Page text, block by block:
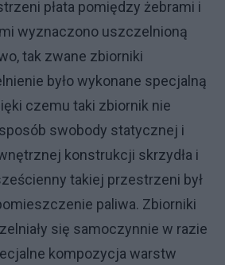
płata pomiędzy żebrami i
wyznaczono uszczelnioną
tak zwane zbiorniki
było wykonane specjalną
czemu taki zbiornik nie
swobody statycznej i
konstrukcji skrzydła i
takiej przestrzeni był
paliwa. Zbiorniki
się samoczynnie w razie
kompozycja warstw